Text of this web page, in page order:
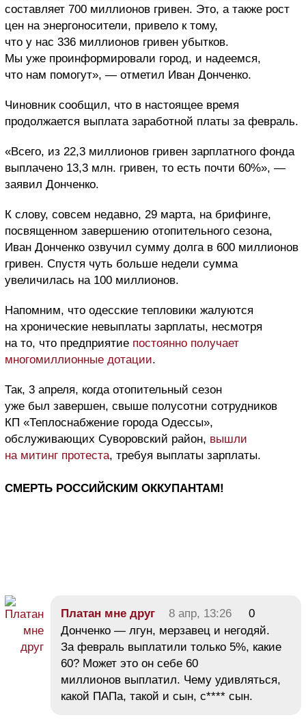
составляет 700 миллионов гривен. Это, а также рост
цен на энергоносители, привело к тому,
что у нас 336 миллионов гривен убытков.
Мы уже проинформировали город, и надеемся,
что нам помогут», — отметил Иван Донченко.
Чиновник сообщил, что в настоящее время
продолжается выплата заработной платы за февраль.
«Всего, из 22,3 миллионов гривен зарплатного фонда
выплачено 13,3 млн. гривен, то есть почти 60%», —
заявил Донченко.
К слову, совсем недавно, 29 марта, на брифинге,
посвященном завершению отопительного сезона,
Иван Донченко озвучил сумму долга в 600 миллионов
гривен. Спустя чуть больше недели сумма
увеличилась на 100 миллионов.
Напомним, что одесские тепловики жалуются
на хронические невыплаты зарплаты, несмотря
на то, что предприятие постоянно получает
многомиллионные дотации.
Так, 3 апреля, когда отопительный сезон
уже был завершен, свыше полусотни сотрудников
КП «Теплоснабжение города Одессы»,
обслуживающих Суворовский район, вышли
на митинг протеста, требуя выплаты зарплаты.
СМЕРТЬ РОССИЙСКИМ ОККУПАНТАМ!
Платан мне друг 8 апр, 13:26
0
Донченко — лгун, мерзавец и негодяй.
За февраль выплатили только 5%, какие
60? Может это он себе 60
миллионов выплатил. Чему удивляться,
какой ПАПа, такой и сын, с**** сын.